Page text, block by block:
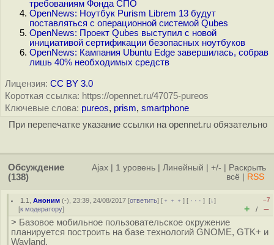
требованиям Фонда СПО
OpenNews: Ноутбук Purism Librem 13 будут
поставляться с операционной системой Qubes
OpenNews: Проект Qubes выступил с новой
инициативой сертификации безопасных ноутбуков
OpenNews: Кампания Ubuntu Edge завершилась, собрав
лишь 40% необходимых средств
Лицензия: CC BY 3.0
Короткая ссылка: https://opennet.ru/47075-pureos
Ключевые слова: pureos, prism, smartphone
При перепечатке указание ссылки на opennet.ru обязательно
Обсуждение
(138)
Ajax 1 уровень Линейный +/-
Раскрыть
всё
RSS
1.1 ,Аноним (-), 23:39, 24/08/2017 [ответить] [ ﹢﹢﹢] [ · · ·][↓]
[к модератору]
–7
+ / –
> Базовое мобильное пользовательское окружение
планируется построить на базе технологий GNOME, GTK+ и
Wayland.